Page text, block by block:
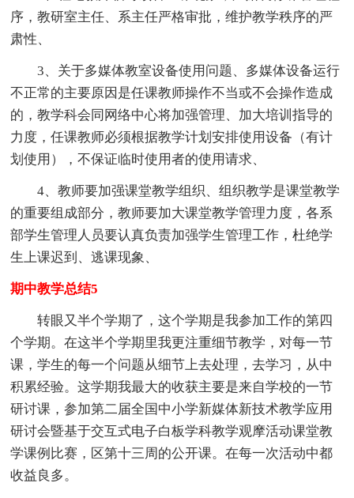
序，教研室主任、系主任严格审批，维护教学秩序的严
肃性、
3、关于多媒体教室设备使用问题、多媒体设备运行
不正常的主要原因是任课教师操作不当或不会操作造成
的，教学科会同网络中心将加强管理、加大培训指导的
力度，任课教师必须根据教学计划安排使用设备（有计
划使用），不保证临时使用者的使用请求、
4、教师要加强课堂教学组织、组织教学是课堂教学
的重要组成部分，教师要加大课堂教学管理力度，各系
部学生管理人员要认真负责加强学生管理工作，杜绝学
生上课迟到、逃课现象、
期中教学总结5
转眼又半个学期了，这个学期是我参加工作的第四
个学期。在这半个学期里我更注重细节教学，对每一节
课，学生的每一个问题从细节上去处理，去学习，从中
积累经验。这学期我最大的收获主要是来自学校的一节
研讨课，参加第二届全国中小学新媒体新技术教学应用
研讨会暨基于交互式电子白板学科教学观摩活动课堂教
学课例比赛，区第十三周的公开课。在每一次活动中都
收益良多。